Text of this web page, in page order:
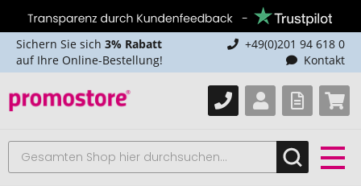
Sichern Sie sich 3% Rabatt
auf Ihre Online-Bestellung!
+49(0)201 94 618 0
Kontakt